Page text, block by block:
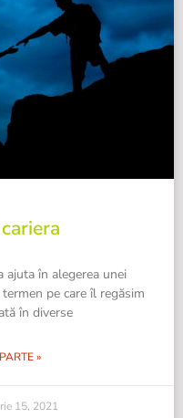
ajuta în alegerea unei
pe care îl regăsim
în diverse
»
15, 2021